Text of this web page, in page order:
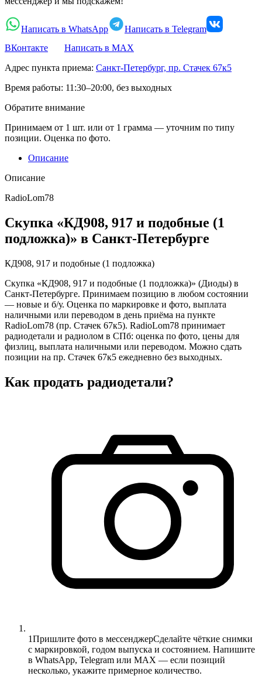
Написать в WhatsApp
Написать в Telegram
ВКонтакте
Написать в MAX
Адрес пункта приема: Санкт-Петербург, пр. Стачек 67к5
Время работы: 11:30–20:00, без выходных
Обратите внимание
Принимаем от 1 шт. или от 1 грамма — уточним по типу
позиции. Оценка по фото.
Описание
Описание
RadioLom78
Скупка «КД908, 917 и подобные (1
подложка)» в Санкт-Петербурге
КД908, 917 и подобные (1 подложка)
Скупка «КД908, 917 и подобные (1 подложка)» (Диоды) в
Санкт-Петербурге. Принимаем позицию в любом состоянии
— новые и б/у. Оценка по маркировке и фото, выплата
наличными или переводом в день приёма на пункте
RadioLom78 (пр. Стачек 67к5). RadioLom78 принимает
радиодетали и радиолом в СПб: оценка по фото, цены для
физлиц, выплата наличными или переводом. Можно сдать
позиции на пр. Стачек 67к5 ежедневно без выходных.
Как продать радиодетали?
1Пришлите фото в мессенджерСделайте чёткие снимки
с маркировкой, годом выпуска и состоянием. Напишите
в WhatsApp, Telegram или MAX — если позиций
несколько, укажите примерное количество.